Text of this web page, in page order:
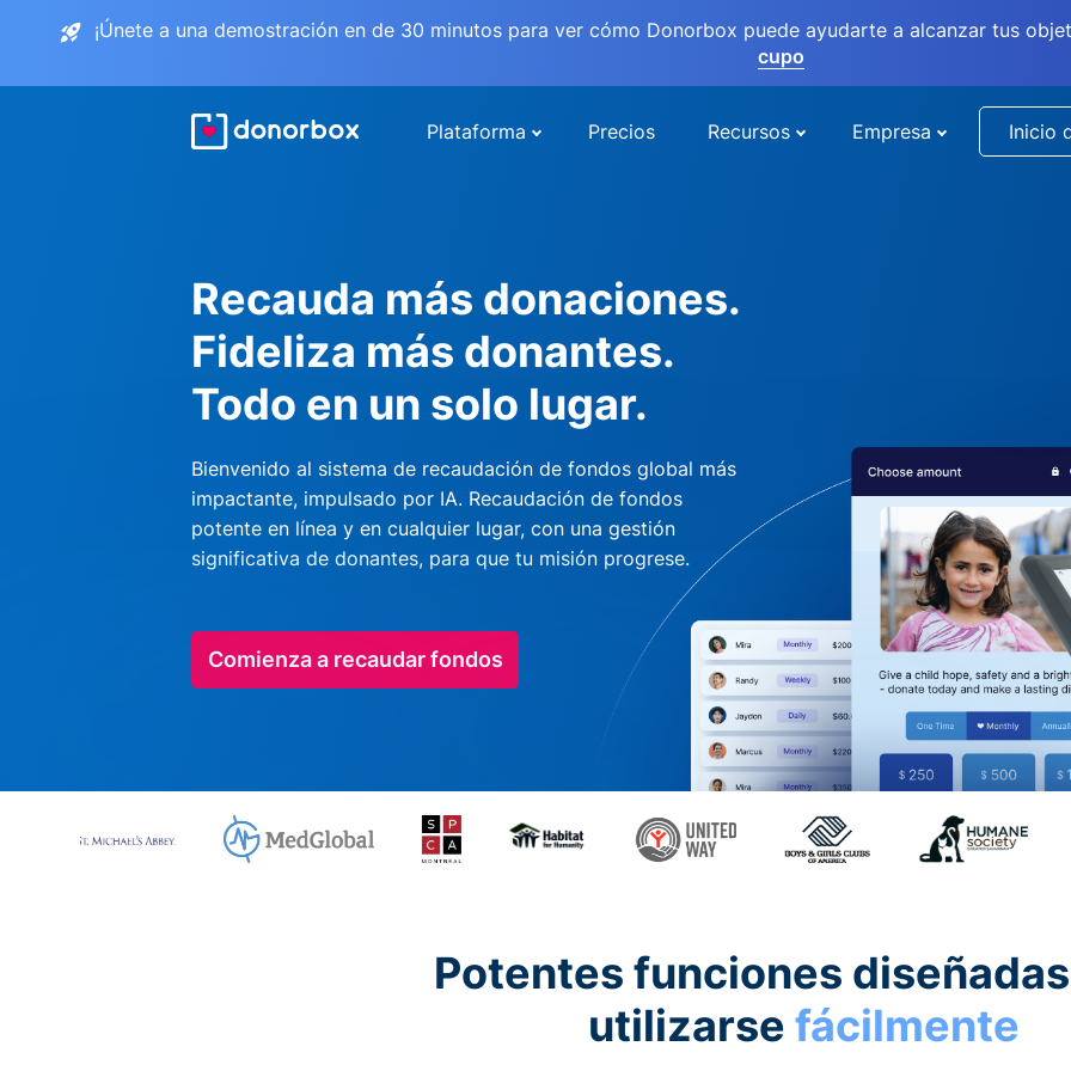
¡Únete a una demostración en de 30 minutos para ver cómo Donorbox puede ayudarte a alcanzar tus
cupo
Plataforma Precios Recursos Empresa Inicio
Recauda más donaciones.
Fideliza más donantes.
Todo en un solo lugar.
Bienvenido al sistema de recaudación de fondos global más
impactante, impulsado por IA. Recaudación de fondos
potente en línea y en cualquier lugar, con una gestión
significativa de donantes, para que tu misión progrese.
Comienza a recaudar fondos
Potentes funciones
utilizarse fácilmente